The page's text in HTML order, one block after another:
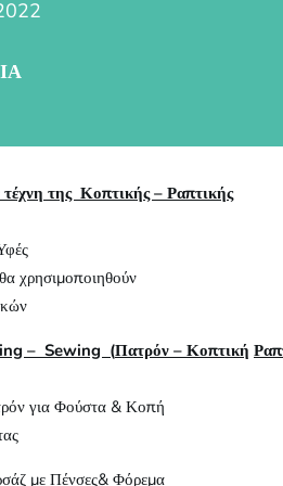
της Κοπτικής – Ραπτικής
χρησιμοποιηθούν
– Sewing (Πατρόν – Κοπτική
για Φούστα & Κοπή
με Πένσες& Φόρεμα